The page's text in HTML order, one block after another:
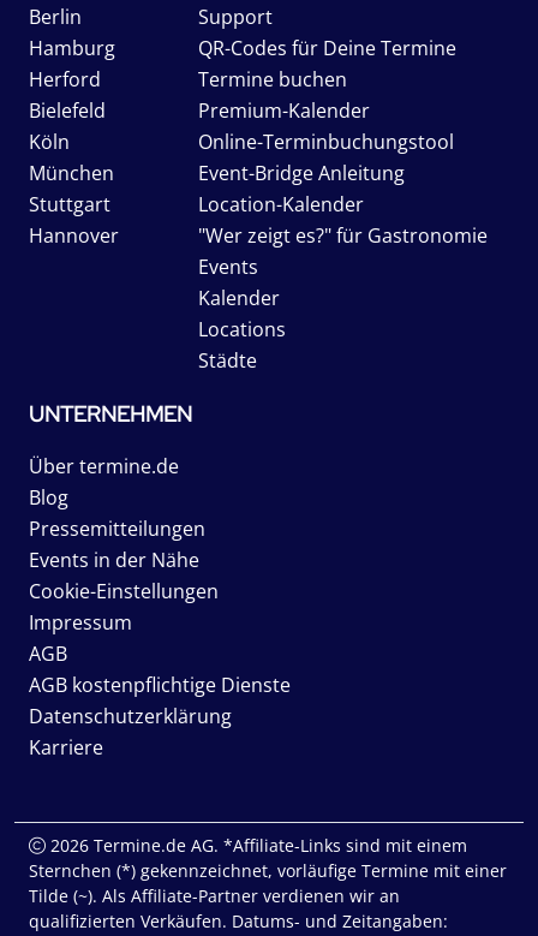
Berlin
Hamburg
Herford
Bielefeld
Köln
München
Stuttgart
Hannover
Support
QR-Codes für Deine Termine
Termine buchen
Premium-Kalender
Online-Terminbuchungstool
Event-Bridge Anleitung
Location-Kalender
"Wer zeigt es?" für Gastronomie
Events
Kalender
Locations
Städte
UNTERNEHMEN
Über termine.de
Blog
Pressemitteilungen
Events in der Nähe
Cookie-Einstellungen
Impressum
AGB
AGB kostenpflichtige Dienste
Datenschutzerklärung
Karriere
2026 Termine.de AG. *Affiliate-Links sind mit einem
Sternchen (*) gekennzeichnet, vorläufige Termine mit einer
Tilde (~). Als Affiliate-Partner verdienen wir an
qualifizierten Verkäufen. Datums- und Zeitangaben: